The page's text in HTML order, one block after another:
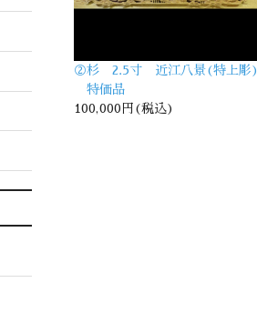
②杉 2.5寸 近江八景(特上彫)
特価品
100,000円(税込)